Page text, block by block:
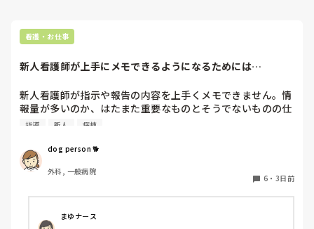
望として考えています。ただ、人気で倍率が高く小論文の試
験もあって受かる確率が低いため、滑り止めとして内部も受
が受かってAも受かったらBに行きます。」と伝えました。
「受かったところを蹴って外部に行くなんて社会人としてど
うかと思うけど。」と言われましたが、1年生の頃からお伝
えしていますし意志を曲げるつもりは毛頭ありませんと伝え
お答え頂きました。
また、内部の試験は第1志望〜第3志望まで必ず書かなければ
看護・お仕事
新人看護師が上手にメモできるようになるためには…
新人看護師が指示や報告の内容を上手くメモできません。情
報量が多いのか、はたまた重要なものとそうでないものの仕
分けができないのか…  肝心な事柄を逃してしまいます。何
示・報告するよう皆で努力しています。
指導 新人 病棟
dog person 🐕
外科, 一般病院
6 ・ 3日前
まゆナース